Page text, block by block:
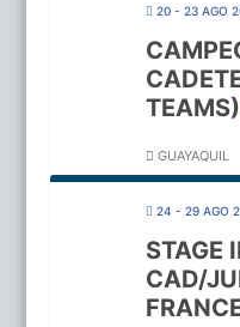
20 - 23 AGO
TEAMS)
GUAYAQUIL
24 - 29 AGO
STAGE
CAD/